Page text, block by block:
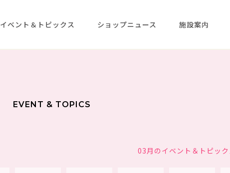
イベント＆トピックス ショップニュース 施設案内
EVENT & TOPICS
03月のイベント＆トピッ